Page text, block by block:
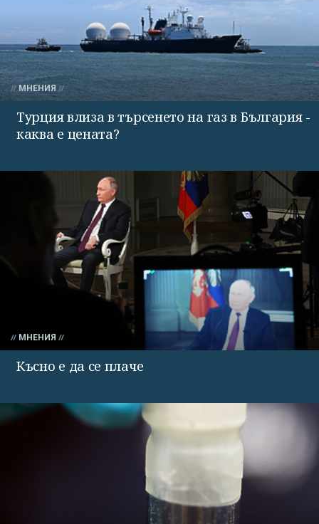
МНЕНИЯ
Турция влиза в търсенето на газ в България -
каква е цената?
МНЕНИЯ
Късно е да се плаче